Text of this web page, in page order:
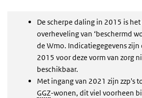
De scherpe daling in 2015 is
overheveling van ‘beschermd
de Wmo. Indicatiegegevens
2015 voor deze vorm van zorg
beschikbaar.
Met ingang van 2021 zijn zzp's
GGZ-wonen, dit viel voorheen